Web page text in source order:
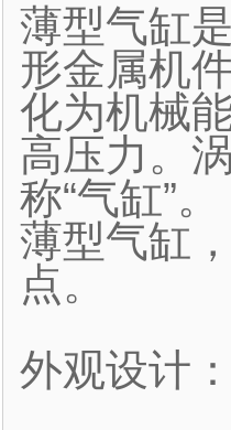
薄型气缸
形金属机
化为机械
高压力。
称“气缸”。
薄型气缸
点。
外观设计